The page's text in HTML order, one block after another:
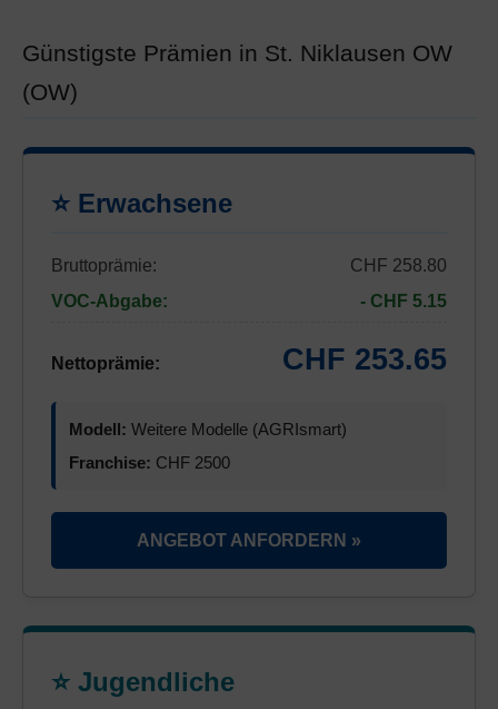
Günstigste Prämien in St. Niklausen OW
(OW)
⭐ Erwachsene
Bruttoprämie:
CHF 258.80
VOC-Abgabe:
- CHF 5.15
Nettoprämie: CHF 253.65
Modell: Weitere Modelle (AGRIsmart)
Franchise: CHF 2500
ANGEBOT ANFORDERN »
⭐ Jugendliche